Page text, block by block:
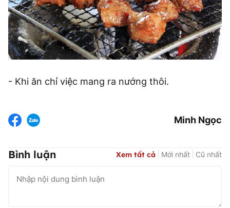
- Khi ăn chỉ việc mang ra nướng thôi.
Minh Ngọc
Bình luận Xem tất cả Mới nhất Cũ nhất